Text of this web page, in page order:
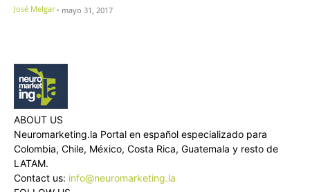
José Melgar - mayo 31, 2017
ABOUT US
Neuromarketing.la Portal en español especializado para
Colombia, Chile, México, Costa Rica, Guatemala y resto de
LATAM.
Contact us: info@neuromarketing.la